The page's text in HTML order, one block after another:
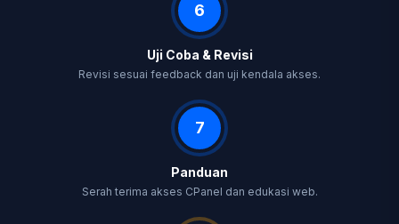
6
Uji Coba & Revisi
Revisi sesuai feedback dan uji kendala akses.
7
Panduan
Serah terima akses CPanel dan edukasi web.